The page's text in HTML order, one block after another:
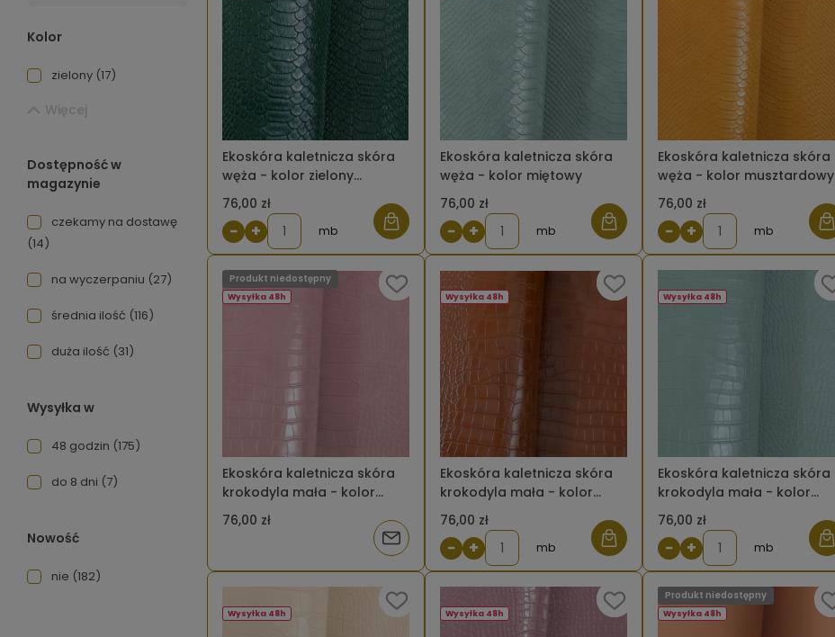
Kolor
zielony (17)
Więcej
Dostępność w
magazynie
czekamy na dostawę
(14)
na wyczerpaniu (27)
średnia ilość (116)
duża ilość (31)
Wysyłka w
48 godzin (175)
do 8 dni (7)
Nowość
nie (182)
Ekoskóra kaletnicza skóra
węża - kolor zielony
butelkowy
76,00 zł
− + mb
Ekoskóra kaletnicza skóra
węża - kolor miętowy
76,00 zł
− + mb
Ekoskóra kaletnicza skóra
węża - kolor musztardowy
76,00 zł
− + mb
Ekoskóra kaletnicza skóra
krokodyla mała - kolor
różowy brudny jasny
76,00 zł
Wysyłka 48h
Produkt niedostępny
Powiadom
o
dostępności
Ekoskóra kaletnicza skóra
krokodyla mała - kolor
brązowy
76,00 zł
Wysyłka 48h
− + mb
Ekoskóra kaletnicza skóra
krokodyla mała - kolor
miętowy
76,00 zł
Wysyłka 48h
− + mb
Wysyłka 48h Wysyłka 48h Wysyłka 48h
Produkt niedostępny